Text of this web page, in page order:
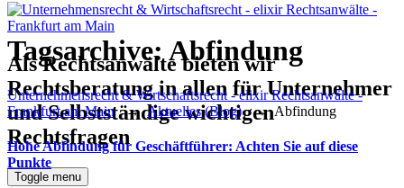
Als Rechtsanwälte bieten wir
Rechtsberatung in allen für Unternehmer
und Selbstständige wichtigen
Rechtsfragen
Toggle menu
Tagsarchive:Abfindung
Unternehmensrecht & Wirtschaftsrecht - elixir Rechtsanwälte -
Frankfurt am Main →Aktuelles (Blog)→Abfindung
Hohe Abfindung für Geschäftführer: Achten Sie auf diese
Punkte